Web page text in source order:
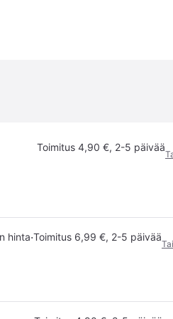
Toimitus 4,90 €, 2-5 päivää
hinta·Toimitus 6,99 €, 2-5 päivää